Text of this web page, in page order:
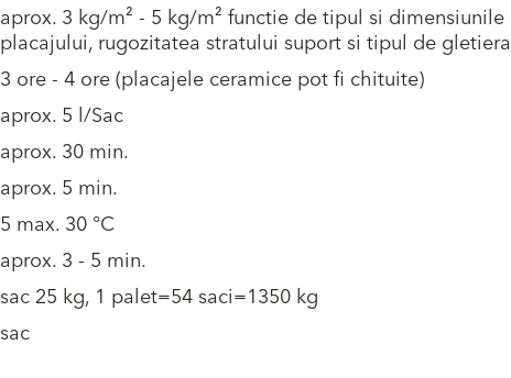
aprox. 3 kg/m² - 5 kg/m² functie de tipul si dimensiunile
placajului, rugozitatea stratului suport si tipul de gletiera
3 ore - 4 ore (placajele ceramice pot fi chituite)
aprox. 5 l/Sac
aprox. 30 min.
aprox. 5 min.
5 max. 30 °C
aprox. 3 - 5 min.
sac 25 kg, 1 palet=54 saci=1350 kg
sac